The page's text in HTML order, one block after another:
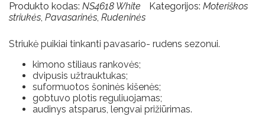
Produkto kodas: NS4618 White Kategorijos: Moteriškos
striukės, Pavasarinės, Rudeninės
Striukė puikiai tinkanti pavasario- rudens sezonui.
kimono stiliaus rankovės;
dvipusis užtrauktukas;
suformuotos šoninės kišenės;
gobtuvo plotis reguliuojamas;
audinys atsparus, lengvai prižiūrimas.